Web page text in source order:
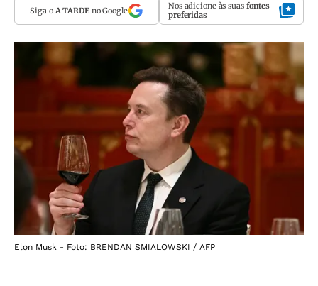
Siga o A TARDEno Google Nos adicione às suas fontes
preferidas
Elon Musk - Foto: BRENDAN SMIALOWSKI / AFP